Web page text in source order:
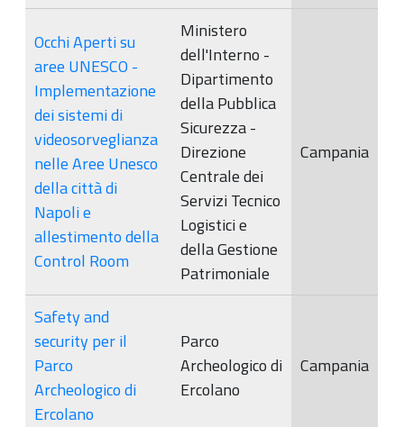
Occhi Aperti su
aree UNESCO -
Implementazione
dei sistemi di
videosorveglianza
nelle Aree Unesco
della città di
Napoli e
allestimento della
Control Room
Ministero
dell'Interno -
Dipartimento
della Pubblica
Sicurezza -
Direzione
Centrale dei
Servizi Tecnico
Logistici e
della Gestione
Patrimoniale
Campania
Safety and
security per il
Parco
Archeologico di
Ercolano
Parco
Archeologico di
Ercolano
Campania